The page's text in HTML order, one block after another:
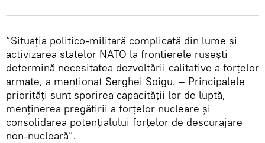
“Situația politico-militară complicată din lume și
activizarea statelor NATO la frontierele rusești
determină necesitatea dezvoltării calitative a forțelor
armate, a menționat Serghei Șoigu. – Principalele
priorități sunt sporirea capacității lor de luptă,
menținerea pregătirii a forțelor nucleare și
consolidarea potențialului forțelor de descurajare
non-nucleară”.